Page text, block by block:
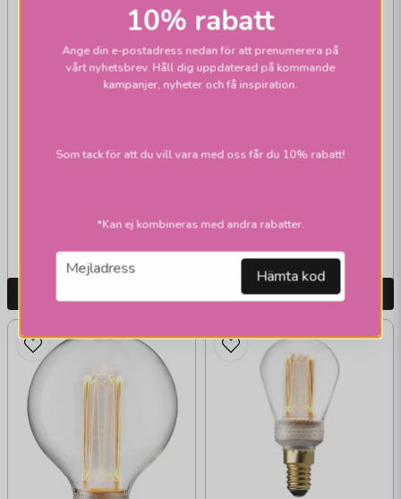
Edison E27 820 1W
Skickas inom 2-10
vardagar
PR HOME
Glob E14 80mm
820 1W Future klar
Skickas inom 2-10
vardagar
LÄGG I VARUKORGEN
10% rabatt
Ange din e-postadress nedan för att prenumerera på
vårt nyhetsbrev. Håll dig uppdaterad på kommande
kampanjer, nyheter och få inspiration.
Som tack för att du vill vara med oss får du 10% rabatt!
*Kan ej kombineras med andra rabatter.
email
Mejladress Hämta kod